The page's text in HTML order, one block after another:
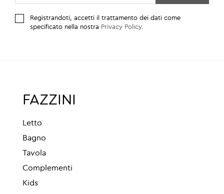
Registrandoti, accetti il trattamento dei dati come
specificato nella nostra Privacy Policy.
FAZZINI
Letto
Bagno
Tavola
Complementi
Kids